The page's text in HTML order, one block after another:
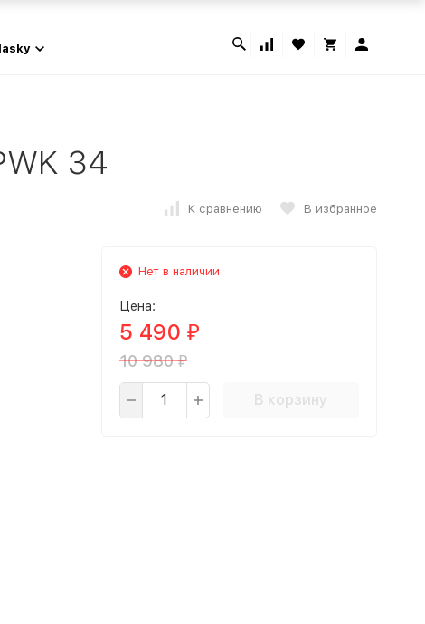
34
К сравнению В избранное
Нет в наличии
Цена:
5 490 ₽
10 980₽
В корзину